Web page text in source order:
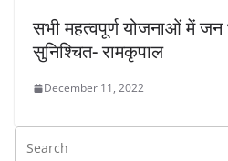
सभी महत्वपूर्ण योजनाओं में जन
सुनिश्चित- रामकृपाल
December 11, 2022